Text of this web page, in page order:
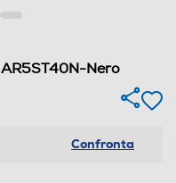
Nero
Confronta